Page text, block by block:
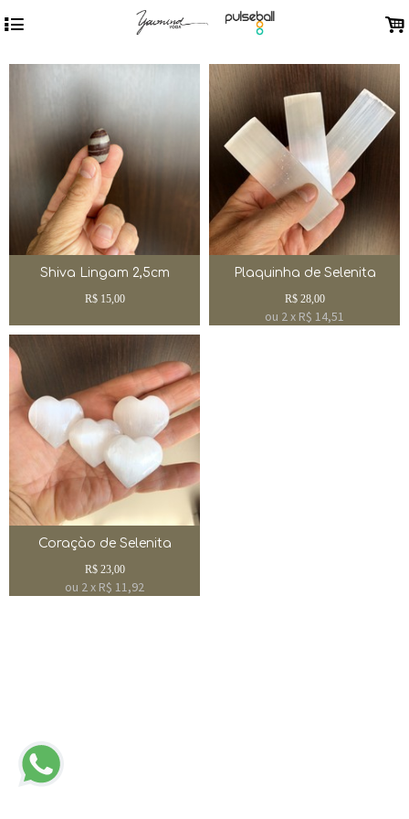
4 .
Shiva Lingam 2,5cm
R$ 15,00
Plaquinha de Selenita
R$ 28,00
ou 2x R$ 14,51
Coraçào de Selenita
R$ 23,00
ou 2x R$ 11,92